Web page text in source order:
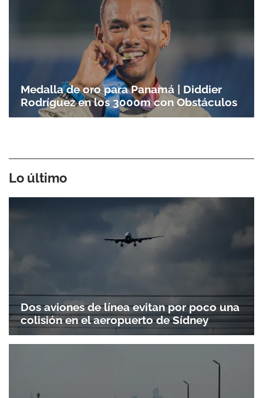
Medalla de oro para Panamá | Diddier
Rodríguez en los 3000m con Obstáculos
Lo último
Dos aviones de línea evitan por poco una
colisión en el aeropuerto de Sídney